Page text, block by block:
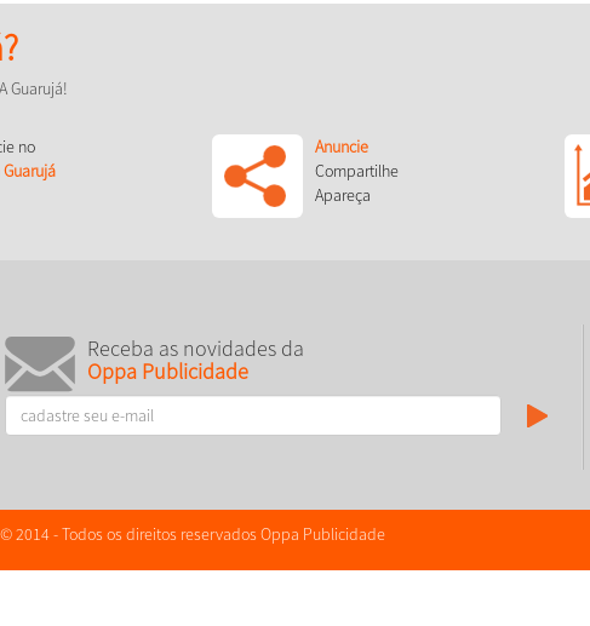
Guarujá!
no
Anuncie
Compartilhe
Apareça
Receba as novidades da
Oppa Publicidade
© 2014 - Todos os direitos reservados Oppa Publicidade